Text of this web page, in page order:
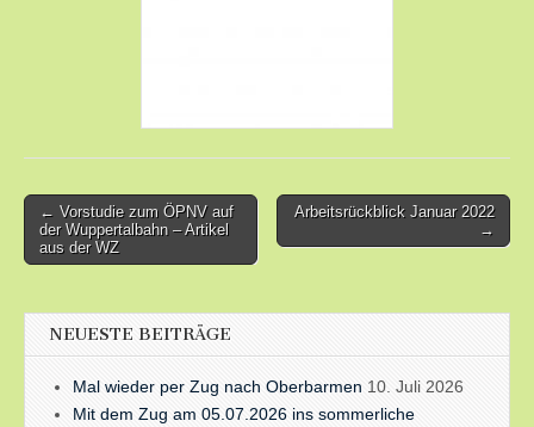
Post
navigation
← Vorstudie zum ÖPNV auf
der Wuppertalbahn – Artikel
aus der WZ
Arbeitsrückblick Januar 2022
→
NEUESTE BEITRÄGE
Mal wieder per Zug nach Oberbarmen 10. Juli 2026
Mit dem Zug am 05.07.2026 ins sommerliche